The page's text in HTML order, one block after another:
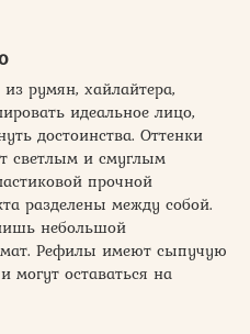
румян, хайлайтера,
идеальное лицо,
достоинства. Оттенки
светлым и смуглым
прочной
разделены между собой.
небольшой
Рефилы имеют сыпучую
могут оставаться на